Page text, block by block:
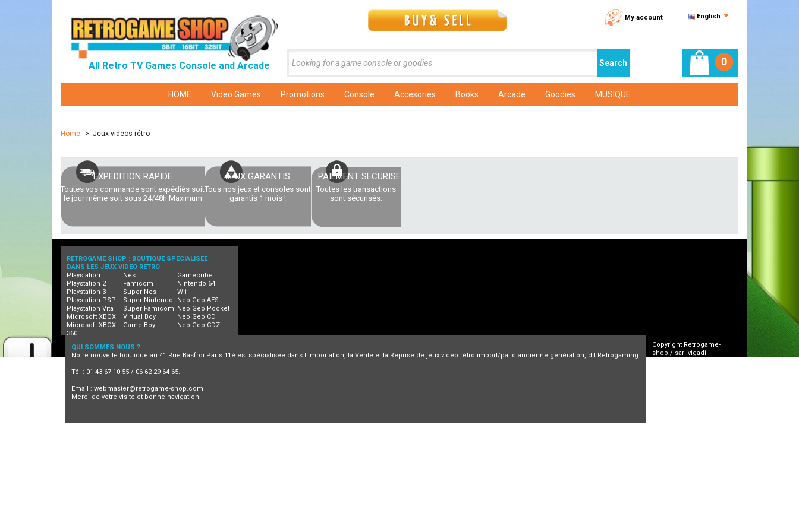
All Retro TV Games Console and Arcade
My account English
0
HOME Video Games Promotions Console Accesories Books Arcade Goodies MUSIQUE
Home > Jeux videos rétro
EXPEDITION RAPIDE
Toutes vos commande sont expédiés soit
le jour même soit sous 24/48h Maximum
JEUX GARANTIS
Tous nos jeux et consoles sont
garantis 1 mois !
PAIEMENT SECURISE
Toutes les transactions
sont sécurisés.
RETROGAME SHOP : BOUTIQUE SPECIALISEE
DANS LES JEUX VIDEO RETRO
Playstation
Playstation 2
Playstation 3
Playstation PSP
Playstation Vita
Microsoft XBOX
Microsoft XBOX
360
Nes
Famicom
Super Nes
Super Nintendo
Super Famicom
Virtual Boy
Game Boy
Gamecube
Nintendo 64
Wii
Neo Geo AES
Neo Geo Pocket
Neo Geo CD
Neo Geo CDZ
QUI SOMMES NOUS ?
Notre nouvelle boutique au 41 Rue Basfroi Paris 11è est spécialisée dans l'Importation, la Vente et la Reprise de jeux vidéo rétro import/pal d'ancienne génération, dit Retrogaming.
Tél : 01 43 67 10 55 / 06 62 29 64 65.
Email : webmaster@retrogame-shop.com
Merci de votre visite et bonne navigation.
Copyright Retrogame-
shop / sarl vigadi